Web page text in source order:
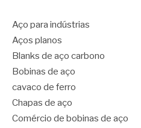
Aço para indústrias
Aços planos
Blanks de aço carbono
Bobinas de aço
cavaco de ferro
Chapas de aço
Comércio de bobinas de aço